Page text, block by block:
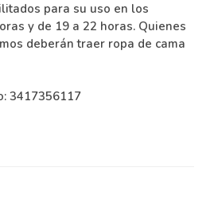
para su uso en los
y de 19 a 22 horas. Quienes
deberán traer ropa de cama
3417356117